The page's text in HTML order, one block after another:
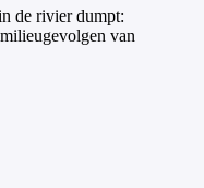
de rivier dumpt:
van